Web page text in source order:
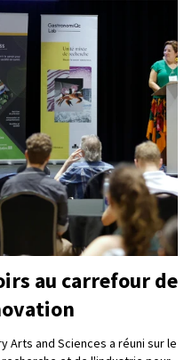
au carrefour de
Arts and Sciences a réuni sur le